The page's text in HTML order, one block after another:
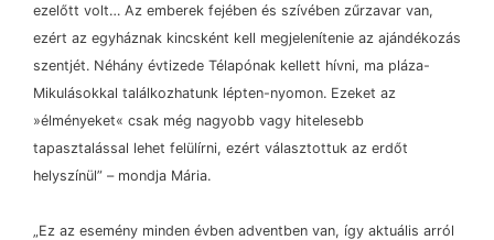
ezelőtt volt… Az emberek fejében és szívében zűrzavar van,
ezért az egyháznak kincsként kell megjelenítenie az ajándékozás
szentjét. Néhány évtizede Télapónak kellett hívni, ma pláza-
Mikulásokkal találkozhatunk lépten-nyomon. Ezeket az
»élményeket« csak még nagyobb vagy hitelesebb
tapasztalással lehet felülírni, ezért választottuk az erdőt
helyszínül” –mondja Mária.
„Ez az esemény minden évben adventben van, így aktuális arról